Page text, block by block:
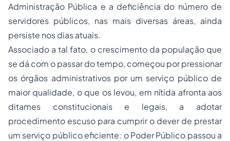
Administração Pública e a deficiência do número de
servidores públicos, nas mais diversas áreas, ainda
persiste nos dias atuais.
Associado a tal fato, o crescimento da população que
se dá com o passar do tempo, começou por pressionar
os órgãos administrativos por um serviço público de
maior qualidade, o que os levou, em nítida afronta aos
ditames constitucionais e legais, a adotar
procedimento escuso para cumprir o dever de prestar
um serviço público eficiente: o Poder Público passou a